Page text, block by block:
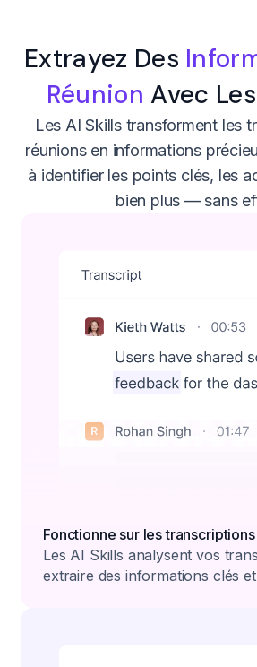
Extrayez Des
Réunion Avec Les
Les AI Skills transforment les
réunions en informations
à identifier les points clés, les
bien plus — sans
Fonctionne sur les transcriptions
Les AI Skills analysent vos
extraire des informations clés